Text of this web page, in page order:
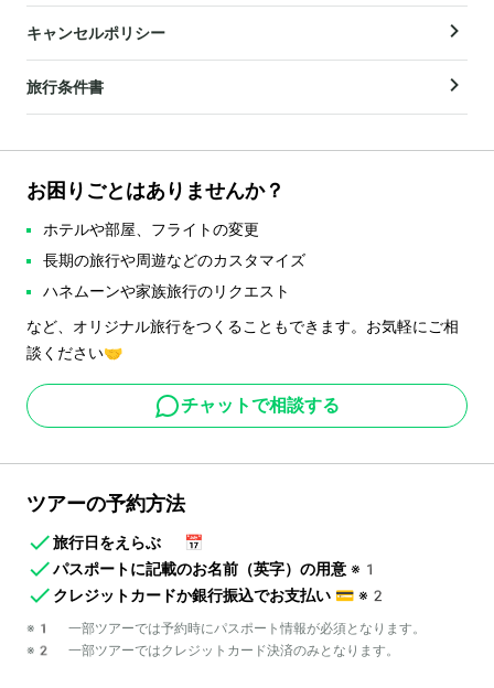
キャンセルポリシー
旅行条件書
お困りごとはありませんか？
ホテルや部屋、フライトの変更
長期の旅行や周遊などのカスタマイズ
ハネムーンや家族旅行のリクエスト
など、オリジナル旅行をつくることもできます。お気軽にご相
談ください🤝
チャットで相談する
ツアーの予約方法
旅行日をえらぶ
📅
パスポートに記載のお名前（英字）の用意 ※1
クレジットカードか銀行振込でお支払い 💳 ※2
※1 一部ツアーでは予約時にパスポート情報が必須となります。
※2 一部ツアーではクレジットカード決済のみとなります。